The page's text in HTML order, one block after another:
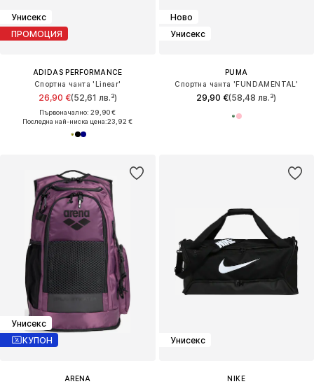
Унисекс
ПРОМОЦИЯ
ADIDAS PERFORMANCE
Спортна чанта 'Linear'
26,90 €(52,61 лв.³)
Първоначално: 29,90 €
Последна най-ниска цена:23,92 €
Ново
Унисекс
PUMA
Спортна чанта 'FUNDAMENTAL'
29,90 €(58,48 лв.³)
Унисекс
КУПОН
ARENA
Унисекс
NIKE